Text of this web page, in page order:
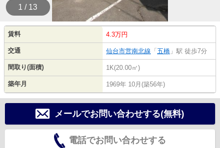
1 / 13
賃料 4.3万円
交通 仙台市営南北線 「 五橋 」駅 徒歩7分
間取り(面積) 1K(20.00㎡)
築年月 1969年 10月(築56年)
メールでお問い合わせする(無料)
電話でお問い合わせする